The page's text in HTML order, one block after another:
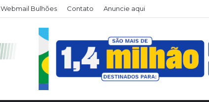
Webmail Bulhões Contato Anuncie aqui